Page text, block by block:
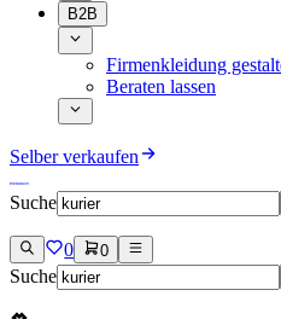
B2B
Firmenkleidung
Beraten lassen
Selber verkaufen
Suche
0 0
Suche